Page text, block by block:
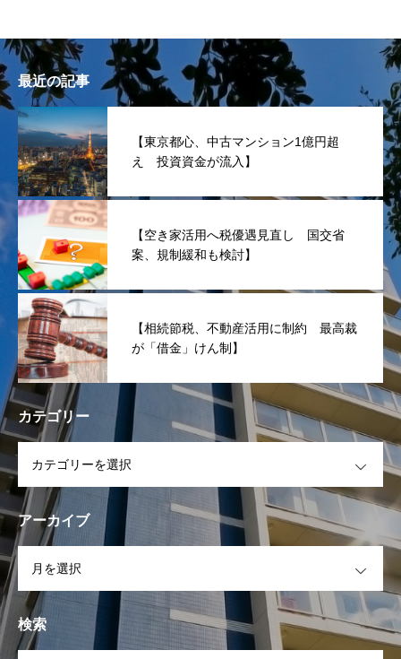
最近の記事
【東京都心、中古マンション1億円超
え 投資資金が流入】
【空き家活用へ税優遇見直し 国交省
案、規制緩和も検討】
【相続節税、不動産活用に制約 最高裁
が「借金」けん制】
カテゴリー
アーカイブ
検索